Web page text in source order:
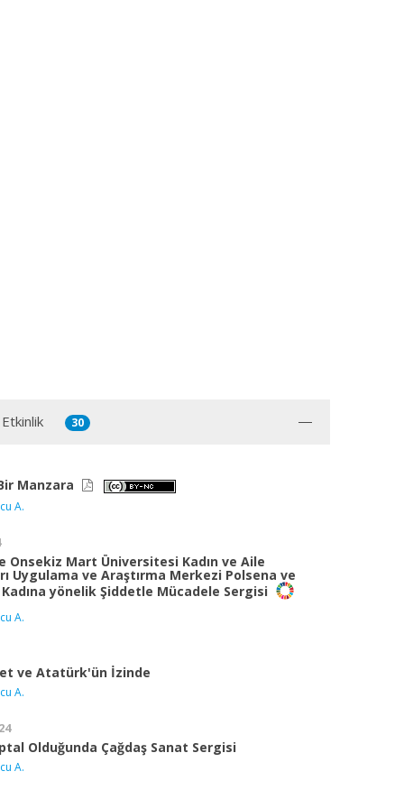
30
Manzara
A.
Onsekiz Mart Üniversitesi Kadın ve Aile
Uygulama ve Araştırma Merkezi Polsena ve
Kadına yönelik Şiddetle Mücadele Sergisi
A.
ve Atatürk'ün İzinde
A.
Olduğunda Çağdaş Sanat Sergisi
A.